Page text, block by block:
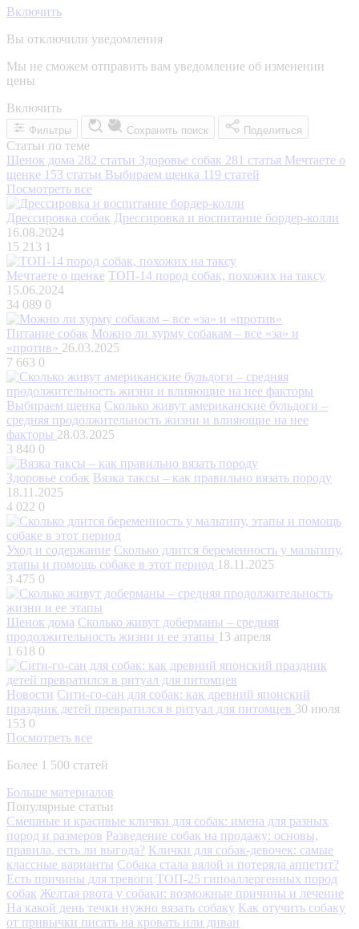
Включить
Вы отключили уведомления
Мы не сможем отправить вам уведомление об изменении
цены
Включить
Фильтры Сохранить поиск Поделиться
Статьи по теме
Щенок дома 282 статьи Здоровье собак 281 статья Мечтаете о
щенке 153 статьи Выбираем щенка 119 статей
Посмотреть все
Дрессировка собак Дрессировка и воспитание бордер-колли
16.08.2024
15 213 1
Мечтаете о щенке ТОП-14 пород собак, похожих на таксу
15.06.2024
34 089 0
Питание собак Можно ли хурму собакам – все «за» и
«против» 26.03.2025
7 663 0
Выбираем щенка Сколько живут американские бульдоги –
средняя продолжительность жизни и влияющие на нее
факторы 28.03.2025
3 840 0
Здоровье собак Вязка таксы – как правильно вязать породу
18.11.2025
4 022 0
Уход и содержание Сколько длится беременность у мальтипу,
этапы и помощь собаке в этот период 18.11.2025
3 475 0
Щенок дома Сколько живут доберманы – средняя
продолжительность жизни и ее этапы 13 апреля
1 618 0
Новости Сити-го-сан для собак: как древний японский
праздник детей превратился в ритуал для питомцев 30 июля
153 0
Посмотреть все
Более 1 500 статей
Больше материалов
Популярные статьи
Смешные и красивые клички для собак: имена для разных
пород и размеров Разведение собак на продажу: основы,
правила, есть ли выгода? Клички для собак-девочек: самые
классные варианты Собака стала вялой и потеряла аппетит?
Есть причины для тревоги ТОП-25 гипоаллергенных пород
собак Желтая рвота у собаки: возможные причины и лечение
На какой день течки нужно вязать собаку Как отучить собаку
от привычки писать на кровать или диван